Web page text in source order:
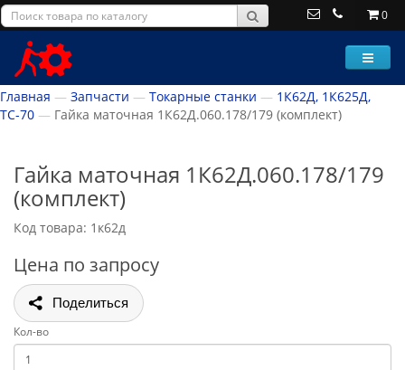
0
Главная Запчасти Токарные станки
1К62Д, 1К625Д,
ТС-70
Гайка маточная 1К62Д.060.178/179 (комплект)
Гайка маточная 1К62Д.060.178/179
(комплект)
Код товара: 1к62д
Цена по запросу
Поделиться
Кол-во